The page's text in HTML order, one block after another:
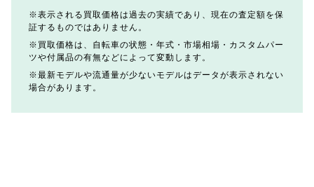
表示される買取価格は過去の実績であり、現在の査定額を保
証するものではありません。
買取価格は、自転車の状態・年式・市場相場・カスタムパー
ツや付属品の有無などによって変動します。
最新モデルや流通量が少ないモデルはデータが表示されない
場合があります。